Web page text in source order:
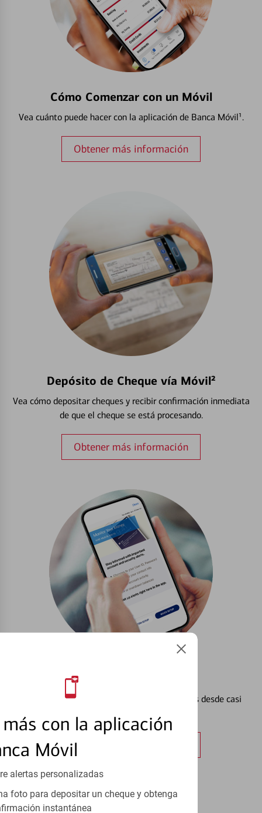
con la aplicación
Móvil
alertas personalizadas
foto para depositar un cheque y obtenga
instantánea
Cómo Comenzar con un Móvil
Vea cuánto puede hacer con la aplicación de Banca Móvil¹.
Obtener más información
Depósito de Cheque vía Móvil²
Vea cómo depositar cheques y recibir confirmación inmediata
de que el cheque se está procesando.
Obtener más información
Vea cómo mantener el control de sus finanzas desde casi
Obtener más información